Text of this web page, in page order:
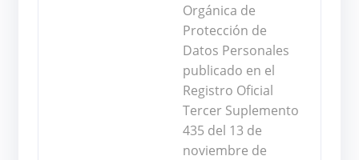
Orgánica de
Protección de
Datos Personales
publicado en el
Registro Oficial
Tercer Suplemento
435 del 13 de
noviembre de